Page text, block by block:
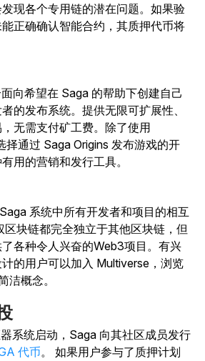
现各个专用链的潜在问题。如果验
正确确认智能合约，其质押代币将
向希望在 Saga 的帮助下创建自己
的发布系统。提供无限可扩展性、
无需支付矿工费。除了使用
择通过 Saga Origins 发布游戏的开
用的营销和发行工具。
系统中所有开发者和项目的相互
区块链都完全独立于其他区块链，但
各种令人兴奋的Web3项目。有兴
的用户可以加入 Multiverse，浏览
洁概念。
系统启动，Saga 向其社区成员发行
代币。
如果用户参与了质押计划